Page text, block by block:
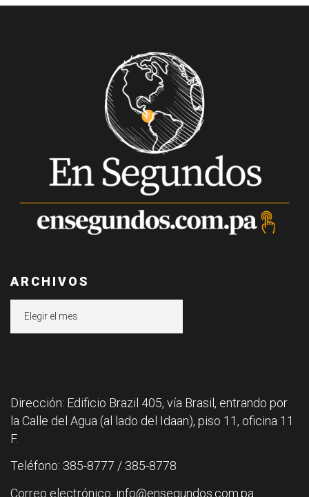
ARCHIVOS
Dirección: Edificio Brazil 405, vía Brasil, entrando por
la Calle del Agua (al lado del Idaan), piso 11, oficina 11
F.
Teléfono: 385-8777 / 385-8778
Correo electrónico: info@ensegundos.com.pa